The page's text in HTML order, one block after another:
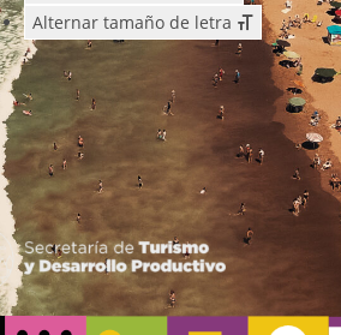
Alternar tamaño de letra